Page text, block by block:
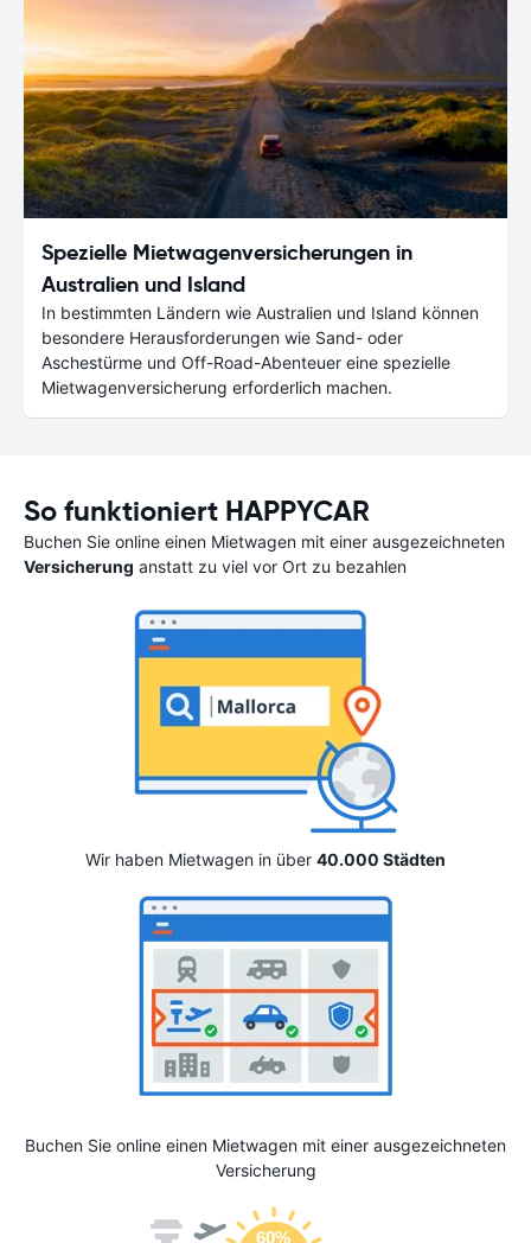
Spezielle Mietwagenversicherungen in
Australien und Island
In bestimmten Ländern wie Australien und Island können
besondere Herausforderungen wie Sand- oder
Aschestürme und Off-Road-Abenteuer eine spezielle
Mietwagenversicherung erforderlich machen.
So funktioniert HAPPYCAR
Buchen Sie online einen Mietwagen mit einer ausgezeichneten
Versicherung anstatt zu viel vor Ort zu bezahlen
Wir haben Mietwagen in über 40.000 Städten
Buchen Sie online einen Mietwagen mit einer ausgezeichneten
Versicherung